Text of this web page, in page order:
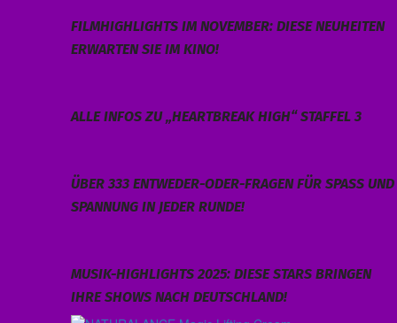
FILMHIGHLIGHTS IM NOVEMBER: DIESE NEUHEITEN
ERWARTEN SIE IM KINO!
ALLE INFOS ZU „HEARTBREAK HIGH“ STAFFEL 3
ÜBER 333 ENTWEDER-ODER-FRAGEN FÜR SPASS UND S
PANNUNG IN JEDER RUNDE!
MUSIK-HIGHLIGHTS 2025: DIESE STARS BRINGEN
IHRE SHOWS NACH DEUTSCHLAND!